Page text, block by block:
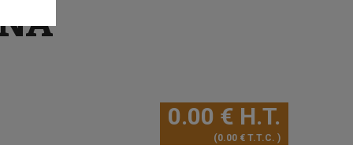
0.00 € H.T.
0.00 € T.T.C.